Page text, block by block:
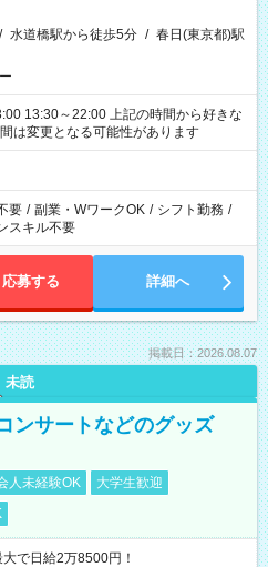
/ 水道橋駅から徒歩5分 / 春日(東京都)駅
上記の時間から好きな
は変更となる可能性があります
要 / 副業・WワークOK / シフト勤務 /
スキル不要
応募する 詳細へ
掲載日：2026.08.07
未読
ンサートなどのグッズ
人未経験OK
大学生歓迎
で日給2万8500円！